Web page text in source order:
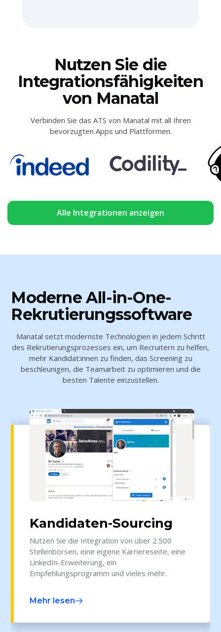
Nutzen Sie die
Integrationsfähigkeiten
von Manatal
Verbinden Sie das ATS von Manatal mit all Ihren
bevorzugten Apps und Plattformen.
Alle Integrationen anzeigen
Moderne All-in-One-
Rekrutierungssoftware
Manatal setzt modernste Technologien in jedem Schritt
des Rekrutierungsprozesses ein, um Recruitern zu helfen,
mehr Kandidat:innen zu finden, das Screening zu
beschleunigen, die Teamarbeit zu optimieren und die
besten Talente einzustellen.
Kandidaten-Sourcing
Nutzen Sie die Integration von über 2.500
Stellenbörsen, eine eigene Karriereseite, eine
LinkedIn-Erweiterung, ein
Empfehlungsprogramm und vieles mehr.
Mehr lesen